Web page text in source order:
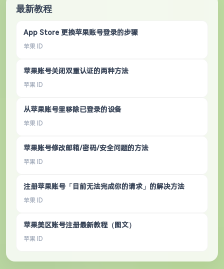
最新教程
App Store 更换苹果账号登录的步骤
苹果 ID
苹果账号关闭双重认证的两种方法
苹果 ID
从苹果账号里移除已登录的设备
苹果 ID
苹果账号修改邮箱/密码/安全问题的方法
苹果 ID
注册苹果账号「目前无法完成你的请求」的解决方法
苹果 ID
苹果美区账号注册最新教程（图文）
苹果 ID